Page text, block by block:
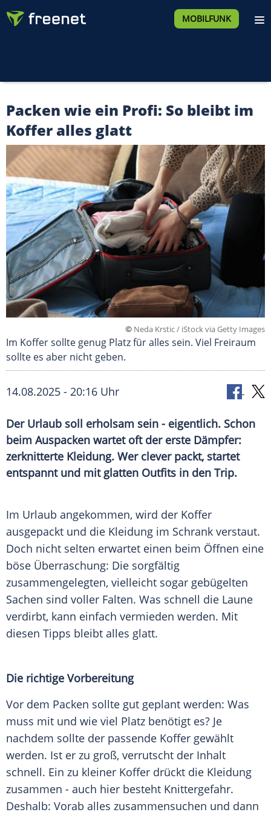
MOBILFUNK
Packen wie ein Profi: So bleibt im
Koffer alles glatt
© Neda Krstic / iStock via Getty Images
Im Koffer sollte genug Platz für alles sein. Viel Freiraum
sollte es aber nicht geben.
14.08.2025 - 20:16 Uhr
Der Urlaub soll erholsam sein - eigentlich. Schon
beim Auspacken wartet oft der erste Dämpfer:
zerknitterte Kleidung. Wer clever packt, startet
entspannt und mit glatten Outfits in den Trip.
Im Urlaub angekommen, wird der Koffer
ausgepackt und die Kleidung im Schrank verstaut.
Doch nicht selten erwartet einen beim Öffnen eine
böse Überraschung: Die sorgfältig
zusammengelegten, vielleicht sogar gebügelten
Sachen sind voller Falten. Was schnell die Laune
verdirbt, kann einfach vermieden werden. Mit
diesen Tipps bleibt alles glatt.
Die richtige Vorbereitung
Vor dem Packen sollte gut geplant werden: Was
muss mit und wie viel Platz benötigt es? Je
nachdem sollte der passende Koffer gewählt
werden. Ist er zu groß, verrutscht der Inhalt
schnell. Ein zu kleiner Koffer drückt die Kleidung
zusammen - auch hier besteht Knittergefahr.
Deshalb: Vorab alles zusammensuchen und dann